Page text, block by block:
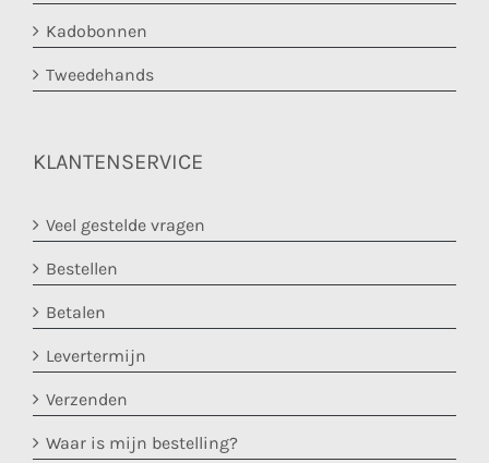
Kadobonnen
Tweedehands
KLANTENSERVICE
Veel gestelde vragen
Bestellen
Betalen
Levertermijn
Verzenden
Waar is mijn bestelling?